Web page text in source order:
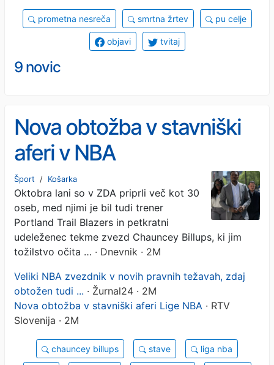
prometna nesreča smrtna žrtev pu celje
objavi tvitaj
9 novic
Nova obtožba v stavniški
aferi v NBA
Šport / Košarka
Oktobra lani so v ZDA priprli več kot 30
oseb, med njimi je bil tudi trener
Portland Trail Blazers in petkratni
udeleženec tekme zvezd Chauncey Billups, ki jim
tožilstvo očita … · Dnevnik · 2M
Veliki NBA zvezdnik v novih pravnih težavah, zdaj
obtožen tudi ... · Žurnal24 · 2M
Nova obtožba v stavniški aferi Lige NBA · RTV
Slovenija · 2M
chauncey billups stave liga nba